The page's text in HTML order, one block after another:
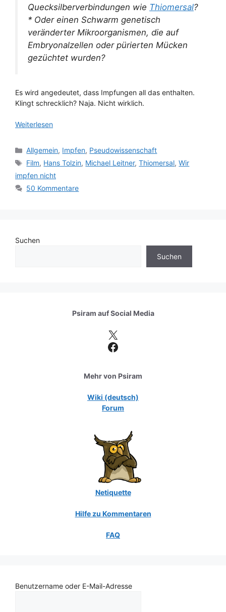
Quecksilberverbindungen wie Thiomersal?
* Oder einen Schwarm genetisch
veränderter Mikroorganismen, die auf
Embryonalzellen oder pürierten Mücken
gezüchtet wurden?
Es wird angedeutet, dass Impfungen all das enthalten.
Klingt schrecklich? Naja. Nicht wirklich.
Weiterlesen
Kategorien
Allgemein, Impfen, Pseudowissenschaft
Schlagwörter
Film, Hans Tolzin, Michael Leitner,Thiomersal,Wir
impfen nicht
50 Kommentare
Suchen
Suchen
Psiram aufSocial Media
X
Facebook
Mehr von Psiram
Wiki (deutsch)
Forum
Netiquette
Hilfe zu Kommentaren
FAQ
Benutzername oder E-Mail-Adresse